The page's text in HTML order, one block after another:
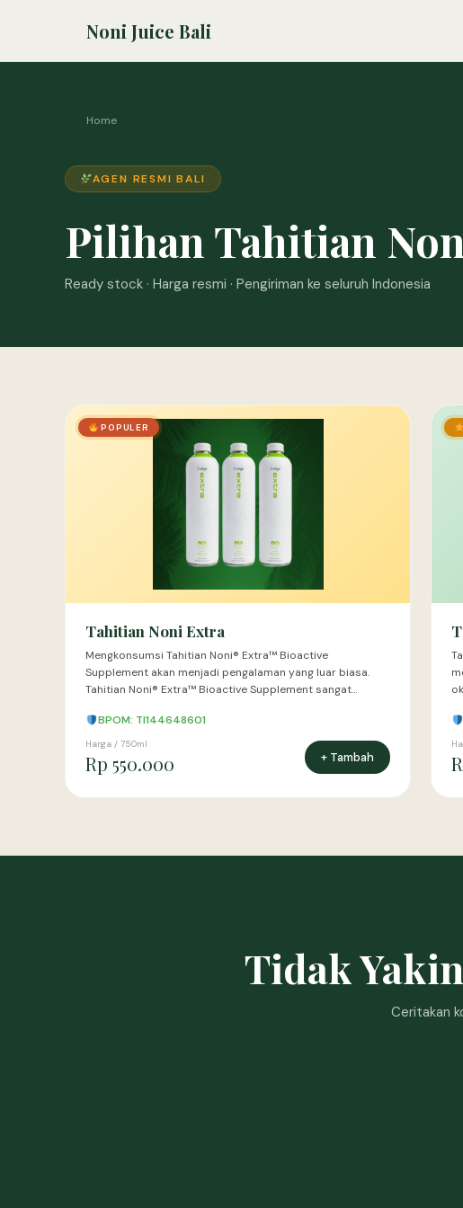
Noni Juice Bali
Home
AGEN RESMI BALI
Pilihan Tahitian
Ready stock · Harga resmi · Pengiriman ke seluruh Indonesia
POPULER
Tahitian Noni Extra
Mengkonsumsi Tahitian Noni® Extra™ Bioactive
Supplement akan menjadi pengalaman yang luar biasa.
Tahitian Noni® Extra™ Bioactive Supplement sangat…
BPOM: TI144648601
Harga / 750ml
Rp 550.000 + Tambah
Tidak
Ceritakan